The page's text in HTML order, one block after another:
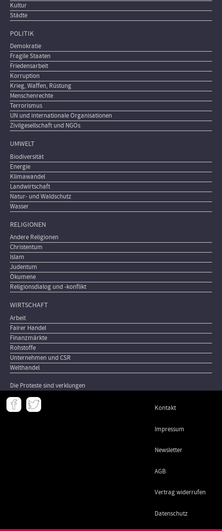
Kultur
Städte
POLITIK
Demokratie
Fragile Staaten
Friedensarbeit
Korruption
Krieg, Waffen, Rüstung
Menschenrechte
Terrorismus
UN und internationale Organisationen
Zivilgesellschaft und NGOs
UMWELT
Biodiversität
Energie
Klimawandel
Landwirtschaft
Natur- und Waldschutz
Wasser
RELIGIONEN
Andere Religionen
Christentum
Islam
Judentum
Ökumene
Religionsdialog und -konflikt
WIRTSCHAFT
Arbeit
Fairer Handel
Finanzmärkte
Rohstoffe
Unternehmen und CSR
Welthandel
Die Proteste sind verklungen
Meta
- Kontakt
Impressum
Newsletter
AGB
Vertrag widerrufen
Datenschutz